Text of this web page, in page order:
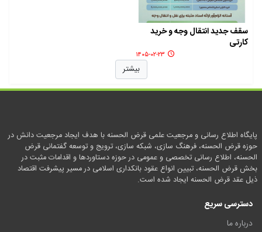
سقف جدید انتقال وجه و خرید
کارتی
۱۴۰۵-۰۲-۲۳
بیشتر
پایگاه اطلاع رسانی و مرجعیت علمی قرض الحسنه با هدف ایجاد مرجعیت دانش در
حوزه قرض الحسنه، فرهنگ سازی، شبکه سازی، ترویج و توسعه گفتمانی قرض
الحسنه، اطلاع رسانی تخصصی و عمومی در حوزه دستاوردها و اقدامات مثبت در
بخش قرض الحسنه، تبیین انواع عقود بانکداری اسلامی در مسیر پیشرفت اقتصاد
ذیل عقد قرض الحسنه ایجاد شده است.
دسترسی سریع
درباره ما